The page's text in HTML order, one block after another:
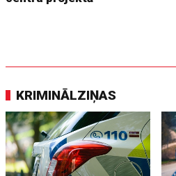
KRIMINĀLZIŅAS